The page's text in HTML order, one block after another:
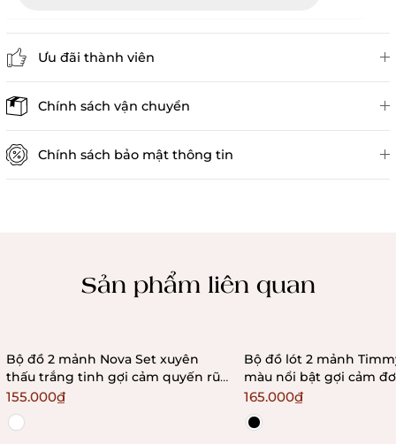
Ưu đãi thành viên
Chính sách vận chuyển
Chính sách bảo mật thông tin
Sản phẩm liên quan
Bộ đồ 2 mảnh Nova Set xuyên
thấu trắng tinh gợi cảm quyến rũ
đơn giản Bralettehousevn
155.000₫
Bộ đồ lót 2 mảnh Timmy Set phối
màu nổi bật gợi cảm
quyến rũ
165.000₫